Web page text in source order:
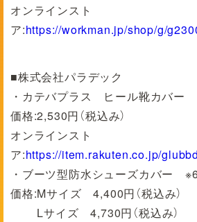
オンラインスト
ア:https://workman.jp/shop/g/
■株式会社パラデック
・カテバプラス ヒール靴カバー
価格:2,530円（税込み）
オンラインスト
ア:https://item.rakuten.co.jp/
・ブーツ型防水シューズカバー
価格:Mサイズ 4,400円（税込み）
Lサイズ 4,730円（税込み）